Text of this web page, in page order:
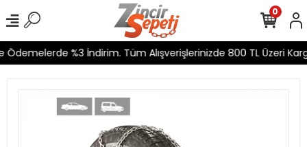
%3 İndirim. Tüm Alışverişlerinizde 800 TL Üzeri
0